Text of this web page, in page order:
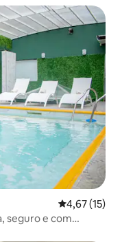
4,67 de uma
4,67 (15)
seguro e com